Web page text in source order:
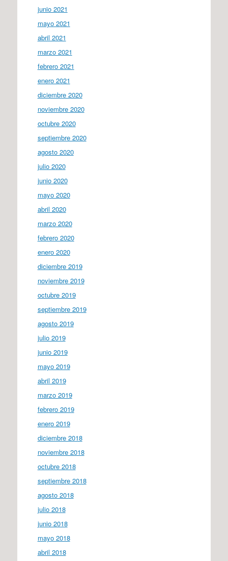
junio 2021
mayo 2021
abril 2021
marzo 2021
febrero 2021
enero 2021
diciembre 2020
noviembre 2020
octubre 2020
septiembre 2020
agosto 2020
julio 2020
junio 2020
mayo 2020
abril 2020
marzo 2020
febrero 2020
enero 2020
diciembre 2019
noviembre 2019
octubre 2019
septiembre 2019
agosto 2019
julio 2019
junio 2019
mayo 2019
abril 2019
marzo 2019
febrero 2019
enero 2019
diciembre 2018
noviembre 2018
octubre 2018
septiembre 2018
agosto 2018
julio 2018
junio 2018
mayo 2018
abril 2018